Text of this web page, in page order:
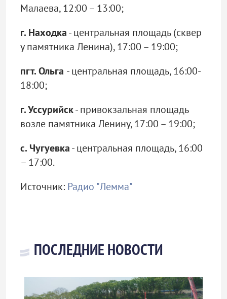
Малаева, 12:00 – 13:00;
г. Находка- центральная площадь (сквер
у памятника Ленина), 17:00 – 19:00;
пгт. Ольга - центральная площадь, 16:00-
18:00;
г. Уссурийск- привокзальная площадь
возле памятника Ленину, 17:00 – 19:00;
с. Чугуевка- центральная площадь, 16:00
– 17:00.
Источник: Радио "Лемма"
ПОСЛЕДНИЕ НОВОСТИ